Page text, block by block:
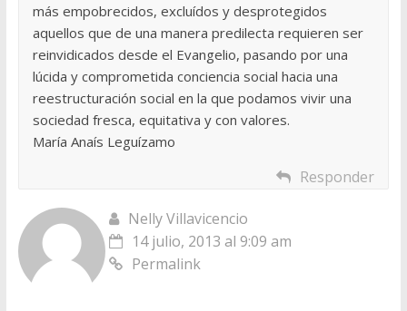
más empobrecidos, excluídos y desprotegidos
aquellos que de una manera predilecta requieren ser
reinvidicados desde el Evangelio, pasando por una
lúcida y comprometida conciencia social hacia una
reestructuración social en la que podamos vivir una
sociedad fresca, equitativa y con valores.
María Anaís Leguízamo
Responder
Nelly Villavicencio
14 julio, 2013 al 9:09 am
Permalink